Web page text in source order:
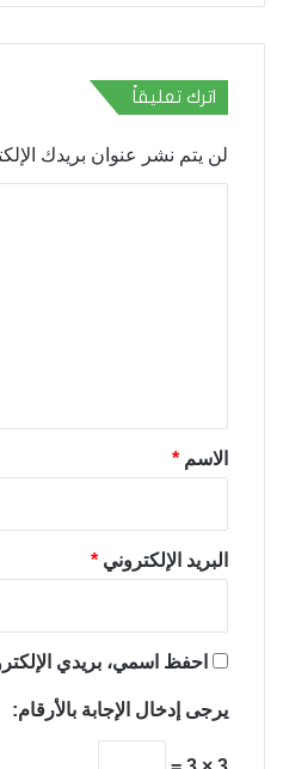
اترك تعليقاً
لن يتم نشر عنوان بريدك
*الاسم *
البريد الإلكتروني *
احفظ اسمي، بريدي
يرجى إدخال الإجابة بالأرقام: